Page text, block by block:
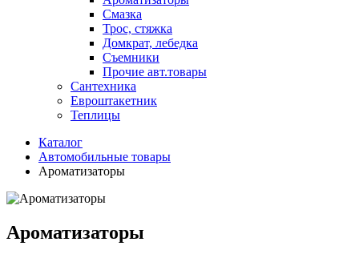
Смазка
Трос, стяжка
Домкрат, лебедка
Съемники
Прочие авт.товары
Сантехника
Евроштакетник
Теплицы
Каталог
Автомобильные товары
Ароматизаторы
Ароматизаторы